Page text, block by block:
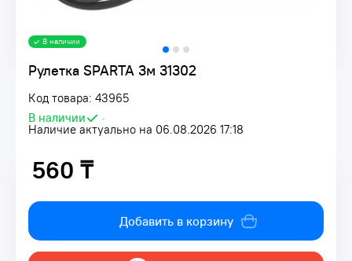
Рулетка SPARTA 3м 31302
Код товара: 43965
В наличии
•
Наличие актуально на 06.08.2026 17:18
В наличии
560 ₸
560 ₸
Добавить в корзину